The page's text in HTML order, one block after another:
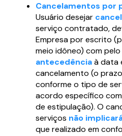
Cancelamentos por
Usuário desejar
serviço contratado,
Empresa por escrito
meio idôneo) com pelo
antecedênciaà data
cancelamento (o
conforme o tipo de
acordo específico
de estipulação). O
serviços não
que realizado em